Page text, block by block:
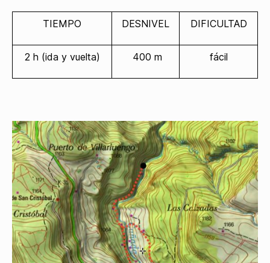
TIEMPO DESNIVEL DIFICULTAD
2 h (ida y vuelta) 400 m fácil